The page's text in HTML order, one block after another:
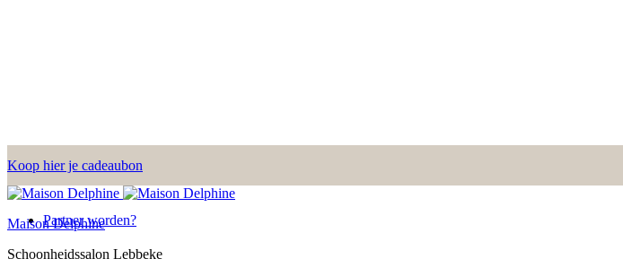
Koop hier je cadeaubon
Partner worden?
Maison Delphine
Schoonheidssalon Lebbeke